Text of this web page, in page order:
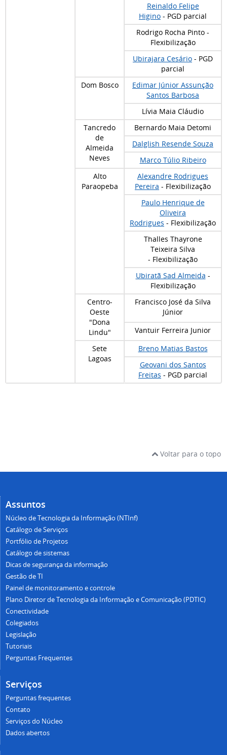
Reinaldo Felipe
Higino - PGD parcial
Rodrigo Rocha Pinto -
Flexibilização
Ubirajara Cesário - PGD
parcial
Dom Bosco
Edimar Júnior Assunção
Santos Barbosa
Lívia Maia Cláudio
Tancredo
de
Almeida
Neves
Bernardo Maia Detomi
Dalglish Resende Souza
Marco Túlio Ribeiro
Alto
Paraopeba
Alexandre Rodrigues
Pereira - Flexibilização
Paulo Henrique de
Oliveira
Rodrigues - Flexibilização
Thalles Thayrone
Teixeira Silva
- Flexibilização
Ubiratã Sad Almeida -
Flexibilização
Centro-
Oeste
"Dona
Lindu"
Francisco José da Silva
Júnior
Vantuir Ferreira Junior
Sete
Lagoas
Breno Matias Bastos
Geovani dos Santos
Freitas - PGD parcial
Voltar para o topo
Assuntos
Núcleo de Tecnologia da Informação (NTInf)
Catálogo de Serviços
Portfólio de Projetos
Catálogo de sistemas
Dicas de segurança da informação
Gestão de TI
Painel de monitoramento e controle
Plano Diretor de Tecnologia da Informação e Comunicação (PDTIC)
Conectividade
Colegiados
Legislação
Tutoriais
Perguntas Frequentes
Serviços
Perguntas frequentes
Contato
Serviços do Núcleo
Dados abertos